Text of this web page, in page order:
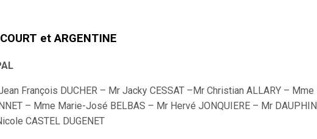
et ARGENTINE
François DUCHER – Mr Jacky CESSAT –Mr Christian ALLARY – Mme
– Mme Marie-José BELBAS­ – Mr Hervé JONQUIERE – Mr DAUPHIN
CASTEL DUGENET